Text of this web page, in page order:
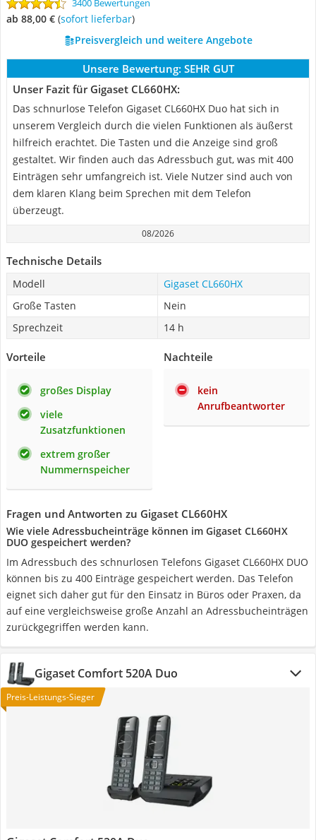
3400 Bewertungen
ab 88,00 € ( Sofort lieferbar)
Preisvergleich und weitere Angebote
Unsere Bewertung: SEHR GUT
Unser Fazit für Gigaset CL660HX:
Das schnurlose Telefon Gigaset CL660HX Duo hat sich in
unserem Vergleich durch die vielen Funktionen als äußerst
hilfreich erachtet. Die Tasten und die Anzeige sind groß
gestaltet. Wir finden auch das Adressbuch gut, was mit 400
Einträgen sehr umfangreich ist. Viele Nutzer sind auch von
dem klaren Klang beim Sprechen mit dem Telefon
überzeugt.
08/2026
Technische Details
Modell
Gigaset CL660HX
Große Tasten
Nein
Sprechzeit
14 h
Vorteile
großes Display
viele
Zusatzfunktionen
extrem großer
Nummernspeicher
Nachteile
kein
Anrufbeantworter
Fragen und Antworten zu Gigaset CL660HX
Wie viele Adressbucheinträge können im Gigaset CL660HX
DUO gespeichert werden?
Im Adressbuch des schnurlosen Telefons Gigaset CL660HX DUO
können bis zu 400 Einträge gespeichert werden. Das Telefon
eignet sich daher gut für den Einsatz in Büros oder Praxen, da
auf eine vergleichsweise große Anzahl an Adressbucheinträgen
zurückgegriffen werden kann.
Gigaset Comfort 520A Duo
Preis-Leistungs-Sieger